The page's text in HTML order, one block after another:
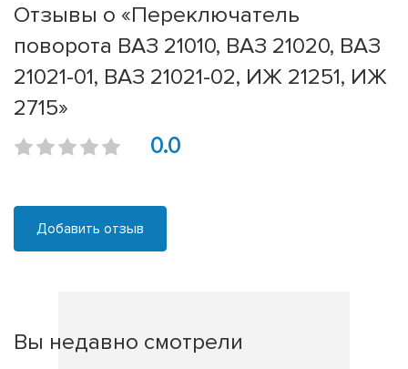
Отзывы о «Переключатель
поворота ВАЗ 21010, ВАЗ 21020, ВАЗ
21021-01, ВАЗ 21021-02, ИЖ 21251, ИЖ
2715»
0.0
Добавить отзыв
Вы недавно смотрели